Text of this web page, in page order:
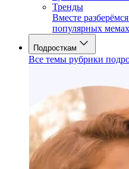
Тренды
Вместе
популярных
Подросткам
Все темы рубрики